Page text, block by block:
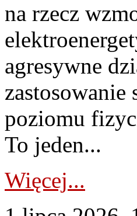
na rzecz
agresywne
poziomu
To jeden...
Więcej...